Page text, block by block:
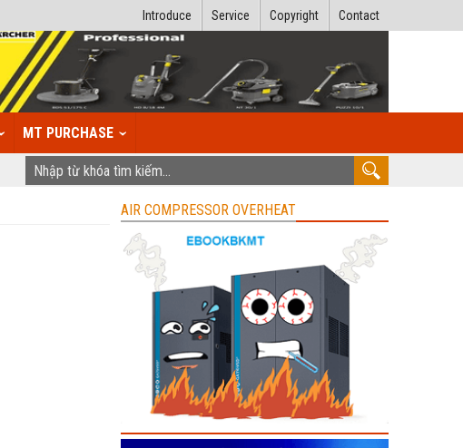
Contact
Copyright
Service
Introduce
MT PURCHASE
AIR COMPRESSOR OVERHEAT